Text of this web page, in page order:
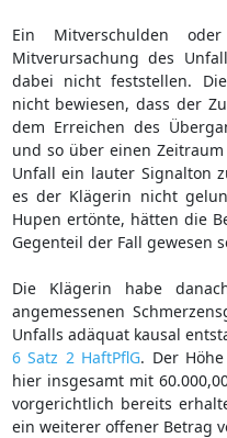
Ein Mitverschulden
Mitverursachung des
dabei nicht feststellen.
nicht bewiesen, dass der
dem Erreichen des
und so über einen
Unfall ein lauter Signalton
es der Klägerin nicht
Hupen ertönte, hätten die
Gegenteil der Fall gewesen
Die Klägerin habe
angemessenen
Unfalls adäquat kausal
6 Satz 2 HaftPflG. Der
hier insgesamt mit
vorgerichtlich bereits
ein weiterer offener Betrag